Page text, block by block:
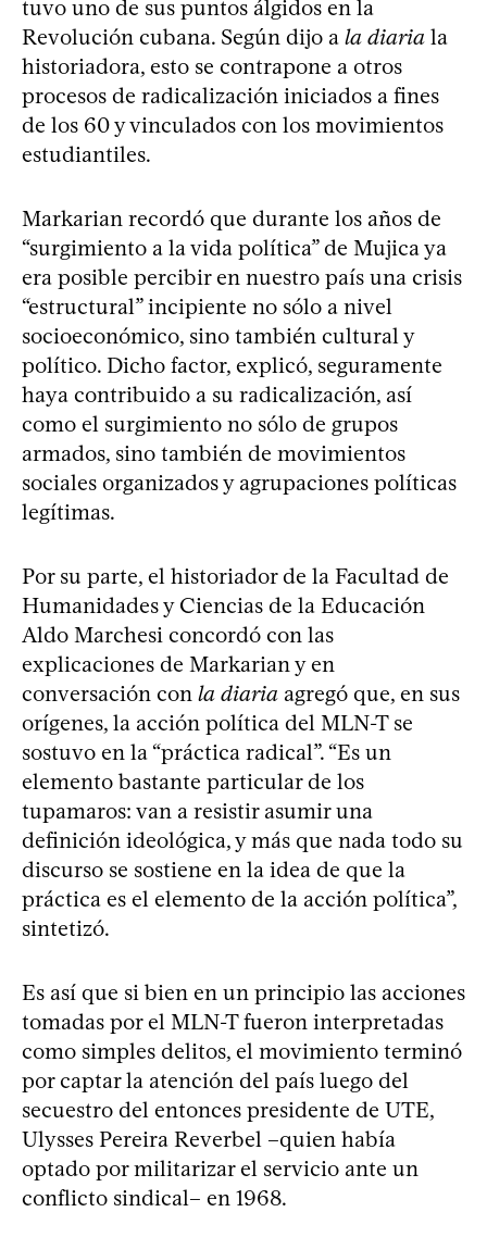
tuvo uno de sus puntos álgidos en la
Revolución cubana. Según dijo a la diaria la
historiadora, esto se contrapone a otros
procesos de radicalización iniciados a fines
de los 60 y vinculados con los movimientos
estudiantiles.
Markarian recordó que durante los años de
“surgimiento a la vida política” de Mujica ya
era posible percibir en nuestro país una crisis
“estructural” incipiente no sólo a nivel
socioeconómico, sino también cultural y
político. Dicho factor, explicó, seguramente
haya contribuido a su radicalización, así
como el surgimiento no sólo de grupos
armados, sino también de movimientos
sociales organizados y agrupaciones políticas
legítimas.
Por su parte, el historiador de la Facultad de
Humanidades y Ciencias de la Educación
Aldo Marchesi concordó con las
explicaciones de Markarian y en
conversación con la diaria agregó que, en sus
orígenes, la acción política del MLN-T se
sostuvo en la “práctica radical”. “Es un
elemento bastante particular de los
tupamaros: van a resistir asumir una
definición ideológica, y más que nada todo su
discurso se sostiene en la idea de que la
práctica es el elemento de la acción política”,
sintetizó.
Es así que si bien en un principio las acciones
tomadas por el MLN-T fueron interpretadas
como simples delitos, el movimiento terminó
por captar la atención del país luego del
secuestro del entonces presidente de UTE,
Ulysses Pereira Reverbel –quien había
optado por militarizar el servicio ante un
conflicto sindical– en 1968.